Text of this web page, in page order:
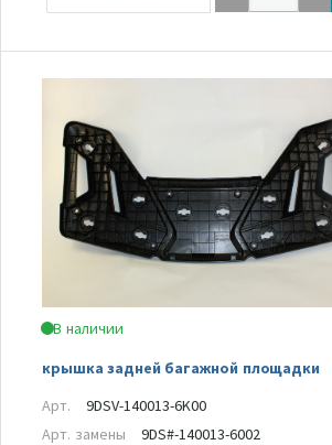
В наличии
крышка задней багажной площадки
Арт.
9DSV-140013-6K00
Арт. замены
9DS#-140013-6002